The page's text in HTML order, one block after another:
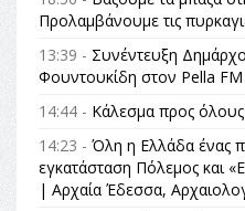
Προλαμβάνουμε τις
13:39 - Συνέντευξη
Φουντουκίδη στον Pella
14:44 - Κάλεσμα προς όλους
14:23 - Όλη η Ελλάδα ένας
εγκατάσταση Πόλεμος και
| Αρχαία Έδεσσα,